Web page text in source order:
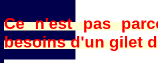
Ce n'est pas
besoins d'un gilet